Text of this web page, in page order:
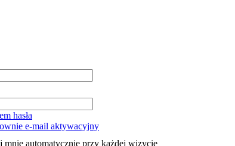
hasła
e-mail aktywacyjny
mnie automatycznie przy każdej wizycie